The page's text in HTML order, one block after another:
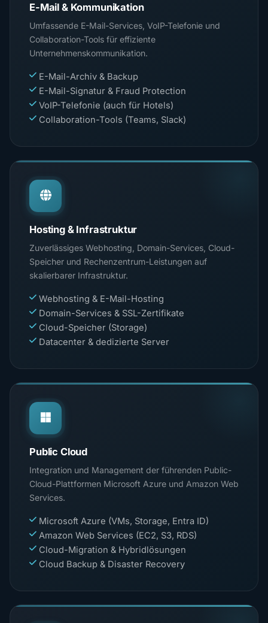
E-Mail & Kommunikation
Umfassende E-Mail-Services, VoIP-Telefonie und
Collaboration-Tools für effiziente
Unternehmenskommunikation.
E-Mail-Archiv & Backup
E-Mail-Signatur & Fraud Protection
VoIP-Telefonie (auch für Hotels)
Collaboration-Tools (Teams, Slack)
Hosting & Infrastruktur
Zuverlässiges Webhosting, Domain-Services, Cloud-
Speicher und Rechenzentrum-Leistungen auf
skalierbarer Infrastruktur.
Webhosting & E-Mail-Hosting
Domain-Services & SSL-Zertifikate
Cloud-Speicher (Storage)
Datacenter & dedizierte Server
Public Cloud
Integration und Management der führenden Public-
Cloud-Plattformen Microsoft Azure und Amazon Web
Services.
Microsoft Azure (VMs, Storage, Entra ID)
Amazon Web Services (EC2, S3, RDS)
Cloud-Migration & Hybridlösungen
Cloud Backup & Disaster Recovery